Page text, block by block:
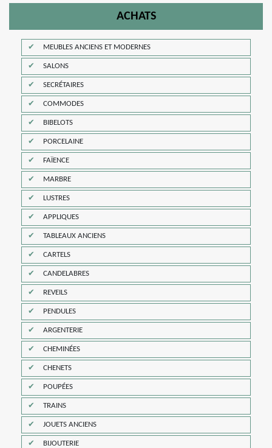
ACHATS
MEUBLES ANCIENS ET MODERNES
SALONS
SECRÉTAIRES
COMMODES
BIBELOTS
PORCELAINE
FAÏENCE
MARBRE
LUSTRES
APPLIQUES
TABLEAUX ANCIENS
CARTELS
CANDELABRES
REVEILS
PENDULES
ARGENTERIE
CHEMINÉES
CHENETS
POUPÉES
TRAINS
JOUETS ANCIENS
BIJOUTERIE